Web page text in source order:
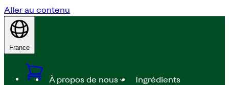
Aller au contenu
France
À propos de nous Ingrédients